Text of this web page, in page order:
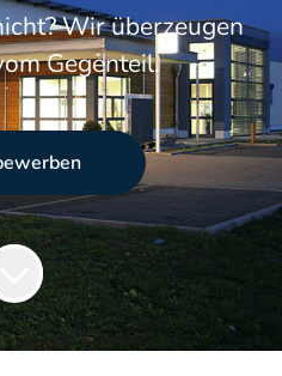
Wir überzeugen
Gegenteil.